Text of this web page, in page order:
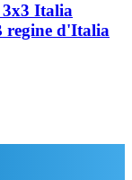
3x3 Italia
regine d'Italia